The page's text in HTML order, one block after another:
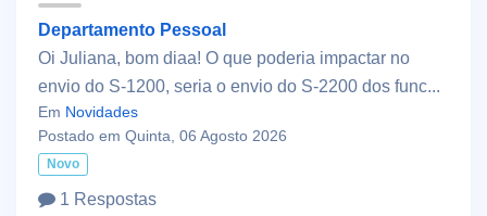
Departamento Pessoal
Oi Juliana, bom diaa! O que poderia impactar no
envio do S-1200, seria o envio do S-2200 dos func...
Em Novidades
Postado em Quinta, 06 Agosto 2026
Novo
1 Respostas